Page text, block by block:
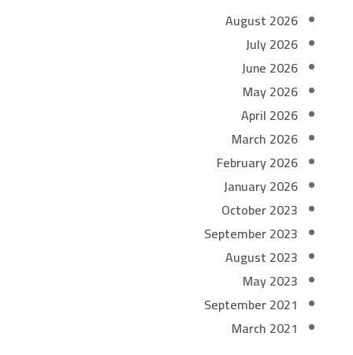
August 2026
July 2026
June 2026
May 2026
April 2026
March 2026
February 2026
January 2026
October 2023
September 2023
August 2023
May 2023
September 2021
March 2021